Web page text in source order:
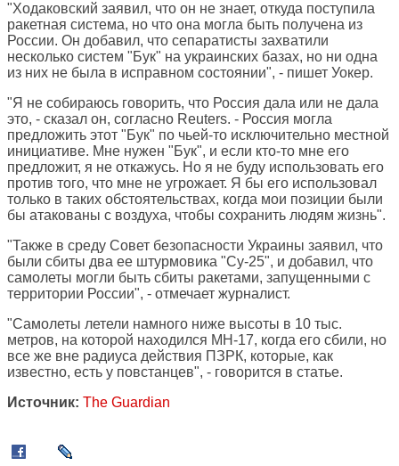
"Ходаковский заявил, что он не знает, откуда поступила
ракетная система, но что она могла быть получена из
России. Он добавил, что сепаратисты захватили
несколько систем "Бук" на украинских базах, но ни одна
из них не была в исправном состоянии", - пишет Уокер.
"Я не собираюсь говорить, что Россия дала или не дала
это, - сказал он, согласно Reuters. - Россия могла
предложить этот "Бук" по чьей-то исключительно местной
инициативе. Мне нужен "Бук", и если кто-то мне его
предложит, я не откажусь. Но я не буду использовать его
против того, что мне не угрожает. Я бы его использовал
только в таких обстоятельствах, когда мои позиции были
бы атакованы с воздуха, чтобы сохранить людям жизнь".
"Также в среду Совет безопасности Украины заявил, что
были сбиты два ее штурмовика "Су-25", и добавил, что
самолеты могли быть сбиты ракетами, запущенными с
территории России", - отмечает журналист.
"Самолеты летели намного ниже высоты в 10 тыс.
метров, на которой находился MH-17, когда его сбили, но
все же вне радиуса действия ПЗРК, которые, как
известно, есть у повстанцев", - говорится в статье.
Источник: The Guardian